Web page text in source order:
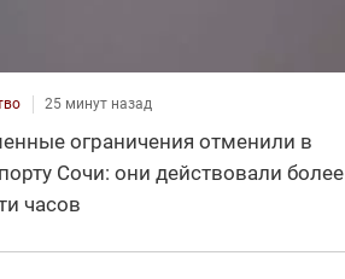
25 минут назад
ограничения отменили в
Сочи: они действовали более
часов